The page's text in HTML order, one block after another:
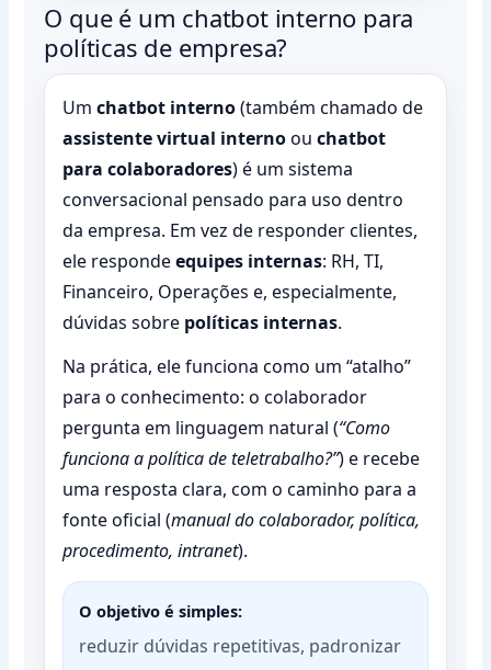
O que é um chatbot interno para
políticas de empresa?
Umchatbot interno(também chamado de
assistente virtual internoouchatbot
para colaboradores) é um sistema
conversacional pensado para uso dentro
da empresa. Em vez de responder clientes,
ele respondeequipes internas: RH, TI,
Financeiro, Operações e, especialmente,
dúvidas sobre políticas internas.
Na prática, ele funciona como um “atalho”
para o conhecimento: o colaborador
pergunta em linguagem natural (“Como
funciona a política de teletrabalho?”) e recebe
uma resposta clara, com o caminho para a
fonte oficial (manual do colaborador, política,
procedimento, intranet).
O objetivo é simples:
reduzir dúvidas repetitivas, padronizar